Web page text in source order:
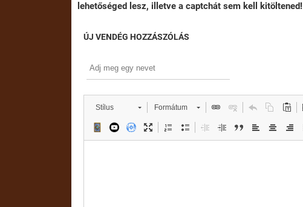
lehetőséged lesz, illetve a captchát sem kell kitöltened!
ÚJ VENDÉG HOZZÁSZÓLÁS
Stílus Formátum